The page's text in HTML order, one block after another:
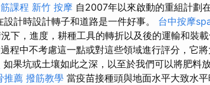
課程 新竹 按摩 自2007年以來啟動的重組計劃
計時設計轉子和道路是一件好事。 台中按摩
下，進度，耕種工具的轉折以及後的運輸和裝
程中不考慮這一點或對這些領域進行評分，它
如果坑或土壤如此之深，以至於我們可以將肥料
推薦 撥筋教學 當疫苗接種頭與地面水平大致水